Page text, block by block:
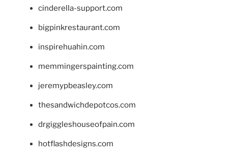
cinderella-support.com
bigpinkrestaurant.com
inspirehuahin.com
memmingerspainting.com
jeremypbeasley.com
thesandwichdepotcos.com
drgiggleshouseofpain.com
hotflashdesigns.com